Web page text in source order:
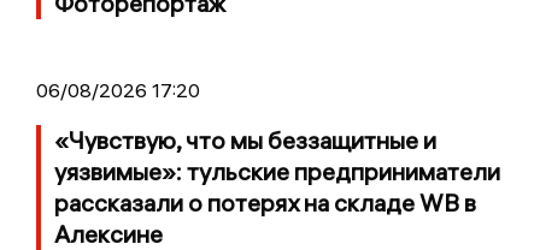
06/08/2026 17:20
«Чувствую, что мы беззащитные и
уязвимые»: тульские предприниматели
рассказали о потерях на складе WB в
Алексине